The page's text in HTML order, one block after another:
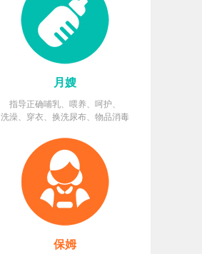
月嫂
指导正确哺乳、喂养、呵护、
洗澡、穿衣、换洗尿布、物品消毒
保姆